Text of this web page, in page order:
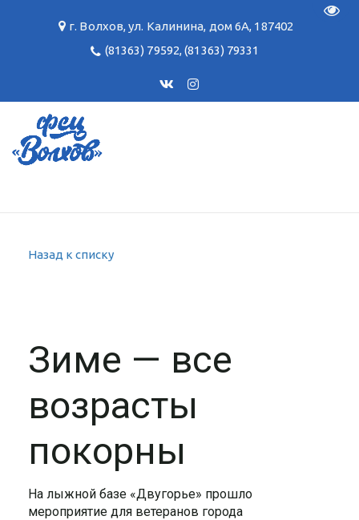
г. Волхов,ул. Калинина, дом 6А, 187402
(81363) 79592,(81363) 79331
Назад к списку
Зиме — все
возрасты
покорны
На лыжной базе «Двугорье» прошло
мероприятие для ветеранов города